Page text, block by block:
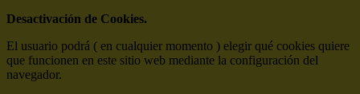
Desactivación de Cookies.
El usuario podrá ( en cualquier momento ) elegir qué cookies quiere
que funcionen en este sitio web mediante la configuración del
navegador.